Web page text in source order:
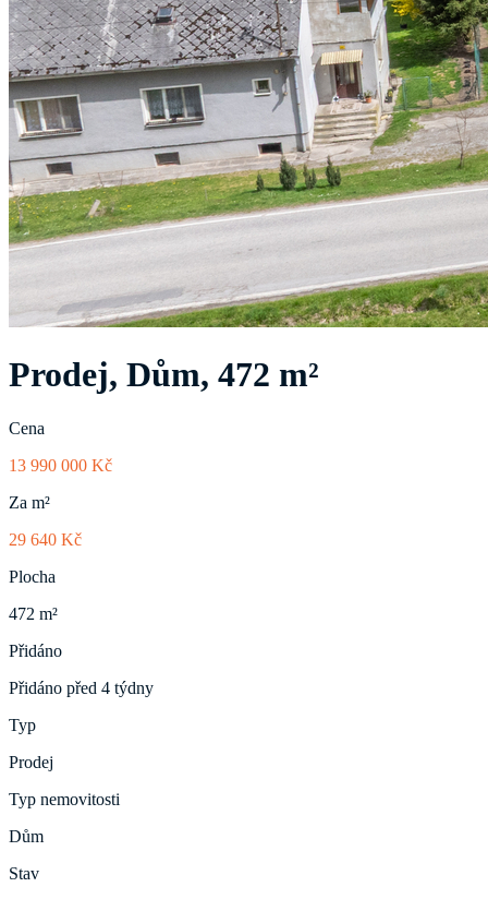
Prodej, Dům, 472 m²
Cena
13 990 000 Kč
Za m²
29 640 Kč
Plocha
472 m²
Přidáno
Přidáno před 4 týdny
Typ
Prodej
Typ nemovitosti
Dům
Stav